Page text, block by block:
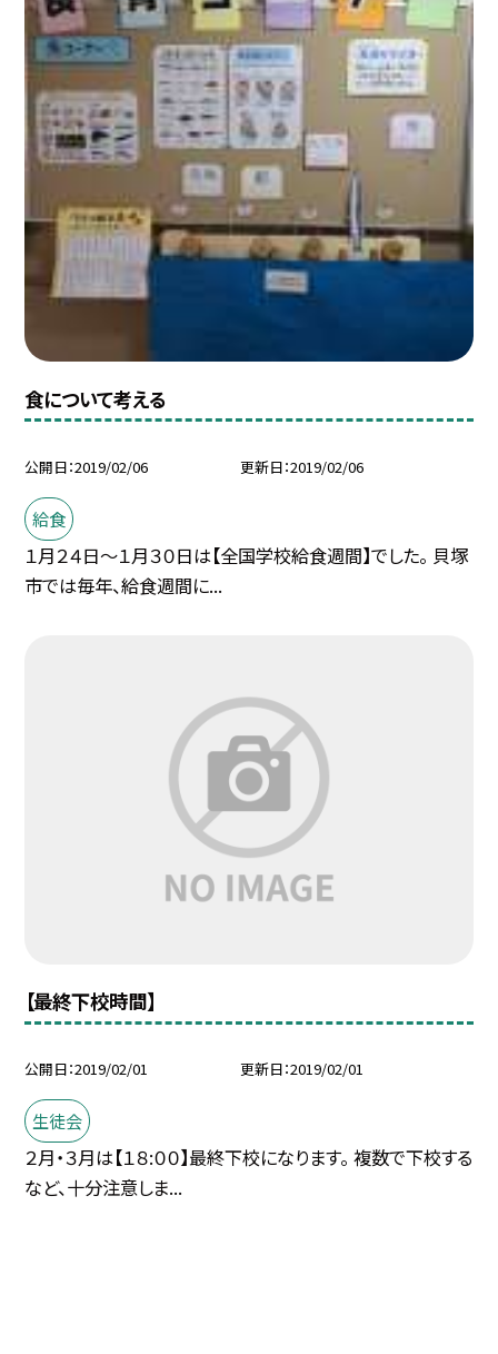
食について考える
公開日 2019/02/06 更新日 2019/02/06
給食
１月２４日〜１月３０日は【全国学校給食週間】でした。 貝塚
市では毎年、給食週間に...
【最終下校時間】
公開日 2019/02/01 更新日 2019/02/01
生徒会
２月・３月は【１８:００】最終下校になります。 複数で下校する
など、十分注意しま...